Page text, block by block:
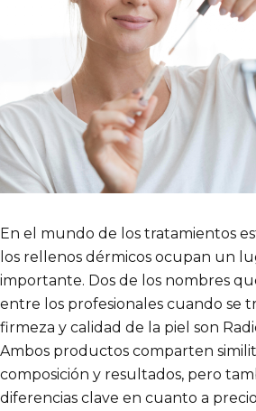
En el mundo de los tratamientos
los rellenos dérmicos ocupan un
importante. Dos de los nombres
entre los profesionales cuando se
firmeza y calidad de la piel son
Ambos productos comparten
composición y resultados, pero
diferencias clave en cuanto a